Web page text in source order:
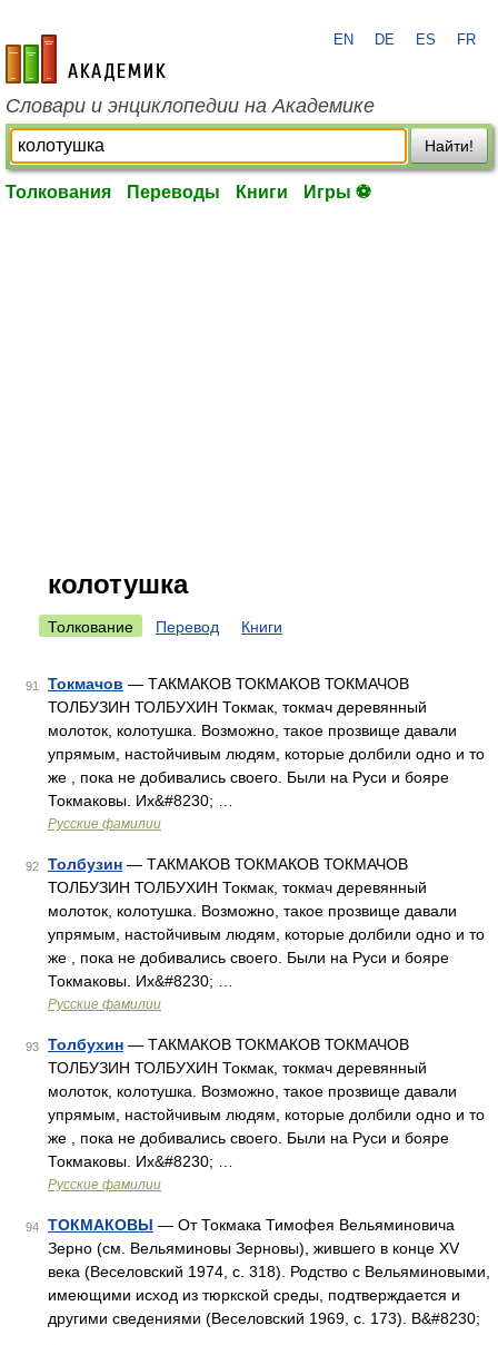
academic.ru
EN DE ES FR
Словари и энциклопедии на Академике
Найти!
Толкования Переводы Книги Игры ⚽
колотушка
Толкование Перевод Книги
91 Токмачов — ТАКМАКОВ ТОКМАКОВ ТОКМАЧОВ
ТОЛБУЗИН ТОЛБУХИН Токмак, токмач деревянный
молоток, колотушка. Возможно, такое прозвище давали
упрямым, настойчивым людям, которые долбили одно и то
же , пока не добивались своего. Были на Руси и бояре
Токмаковы. Их&#8230; …
Русские фамилии
92 Толбузин — ТАКМАКОВ ТОКМАКОВ ТОКМАЧОВ
ТОЛБУЗИН ТОЛБУХИН Токмак, токмач деревянный
молоток, колотушка. Возможно, такое прозвище давали
упрямым, настойчивым людям, которые долбили одно и то
же , пока не добивались своего. Были на Руси и бояре
Токмаковы. Их&#8230; …
Русские фамилии
93 Толбухин — ТАКМАКОВ ТОКМАКОВ ТОКМАЧОВ
ТОЛБУЗИН ТОЛБУХИН Токмак, токмач деревянный
молоток, колотушка. Возможно, такое прозвище давали
упрямым, настойчивым людям, которые долбили одно и то
же , пока не добивались своего. Были на Руси и бояре
Токмаковы. Их&#8230; …
Русские фамилии
94 ТОКМАКОВЫ — От Токмака Тимофея Вельяминовича
Зерно (см. Вельяминовы Зерновы), жившего в конце XV
века (Веселовский 1974, с. 318). Родство с Вельяминовыми,
имеющими исход из тюркской среды, подтверждается и
другими сведениями (Веселовский 1969, с. 173). В&#8230;